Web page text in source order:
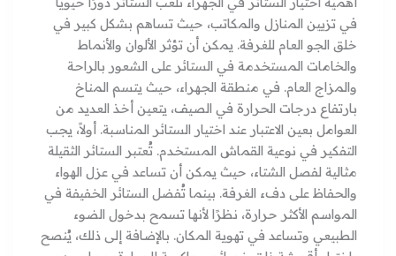
في تزيين المنازل والمكاتب، حيث تساهم بشكل كبير في
خلق الجو العام للغرفة. يمكن أن تؤثر الألوان والأنماط
والخامات المستخدمة في الستائر على الشعور بالراحة
والمزاج العام. في منطقة الجهراء، حيث يتسم المناخ
بارتفاع درجات الحرارة في الصيف، يتعين أخذ العديد من
العوامل بعين الاعتبار عند اختيار الستائر المناسبة. أولاً، يجب
التفكير في نوعية القماش المستخدم. تُعتبر الستائر الثقيلة
مثالية لفصل الشتاء، حيث يمكن أن تساعد في عزل الهواء
والحفاظ على دفء الغرفة. بينما تُفضل الستائر الخفيفة في
المواسم الأكثر حرارة، نظرًا لأنها تسمح بدخول الضوء
الطبيعي وتساعد في تهوية المكان. بالإضافة إلى ذلك، يُنصح